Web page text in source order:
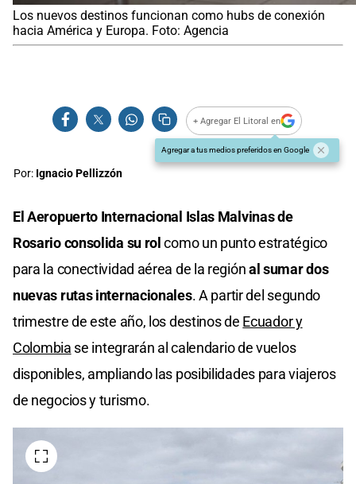
Los nuevos destinos funcionan como hubs de conexión
hacia América y Europa. Foto: Agencia
+ Agregar El Litoral en
Agregar a tus medios preferidos en Google
Por: Ignacio Pellizzón
El Aeropuerto Internacional Islas Malvinas de
Rosario consolida su rolcomo un punto estratégico
para la conectividad aérea de la regiónal sumar dos
nuevas rutas internacionales. A partir del segundo
trimestre de este año, los destinos de Ecuador y
Colombia se integrarán al calendario de vuelos
disponibles, ampliando las posibilidades para viajeros
de negocios y turismo.